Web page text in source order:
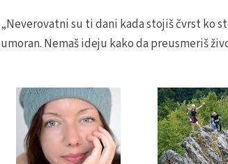
„Neverovatni su ti dani kada stojiš čvrst ko
umoran. Nemaš ideju kako da preusmeriš